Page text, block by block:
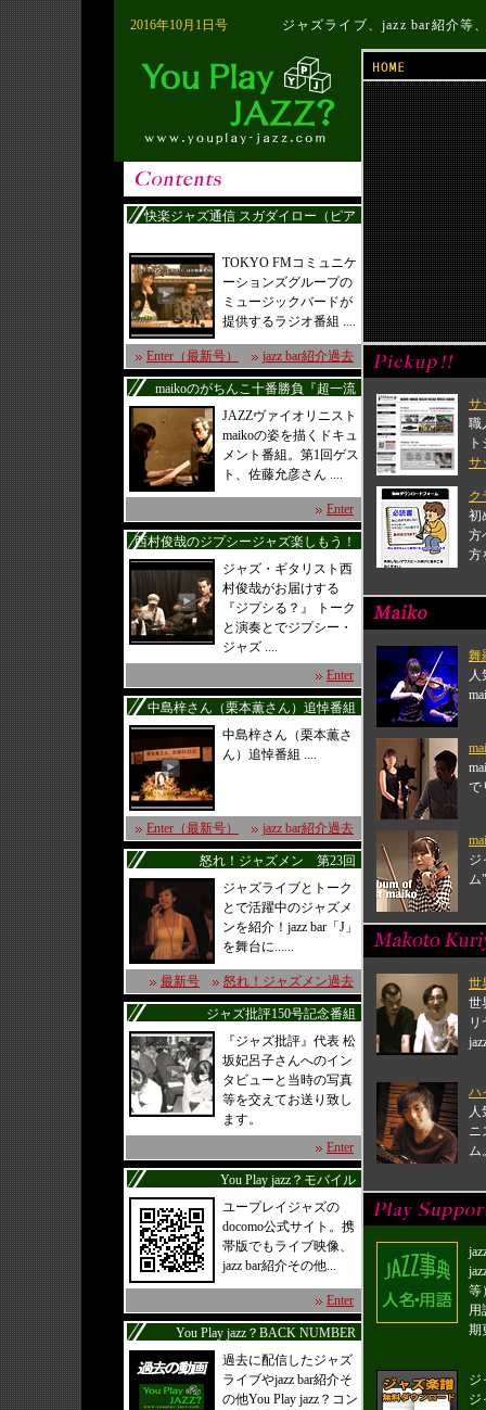
2016年10月1日号 ジャズライブ、jazz bar紹介等
快楽ジャズ通信 スガダイロー（ピア
TOKYO FMコミュニケ
ーションズグループの
ミュージックバードが
提供するラジオ番組 ....
Enter（最新号） jazz bar紹介過去
maikoのがちんこ十番勝負『超一流
JAZZヴァイオリニスト
maikoの姿を描くドキュ
メント番組。第1回ゲス
ト、佐藤允彦さん ....
Enter
西村俊哉のジプシージャズ楽しもう！
ジャズ・ギタリスト西
村俊哉がお届けする
『ジプシる？』 トーク
と演奏とでジプシー・
ジャズ ....
Enter
中島梓さん（栗本薫さん）追悼番組
中島梓さん（栗本薫さ
ん）追悼番組 ....
Enter（最新号） jazz bar紹介過去
怒れ！ジャズメン 第23回
ジャズライブとトーク
とで活躍中のジャズメ
ンを紹介！jazz bar「J」
を舞台に......
最新号 怒れ！ジャズメン過去
ジャズ批評150号記念番組
『ジャズ批評』代表 松
坂妃呂子さんへのイン
タビューと当時の写真
等を交えてお送り致し
ます。
Enter
You Play jazz？モバイル
ユープレイジャズの
docomo公式サイト。携
帯版でもライブ映像、
jazz bar紹介その他...
Enter
You Play jazz？BACK NUMBER
過去に配信したジャズ
ライブやjazz bar紹介そ
の他You Play jazz？コン
サ
職
サ
ク
初
方
方
舞
人
で
ジ
ム
世
世
リ
ハ
人
ニ
ム
等
用
期
ジ
ジ